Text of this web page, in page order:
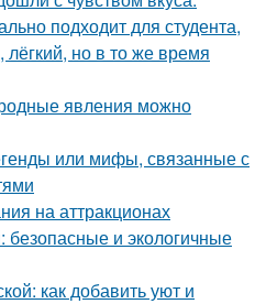
подходит для студента,
но в то же время
явления можно
или мифы, связанные с
на аттракционах
безопасные и экологичные
как добавить уют и